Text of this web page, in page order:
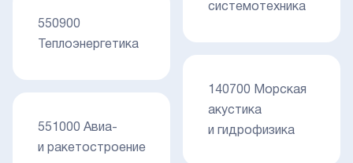
550900
Теплоэнергетика
551000 Авиа-
и ракетостроение
системотехника
140700 Морская
акустика
и гидрофизика